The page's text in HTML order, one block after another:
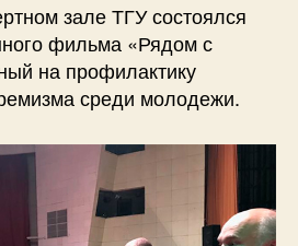
зале ТГУ состоялся
фильма «Рядом с
на профилактику
среди молодежи.